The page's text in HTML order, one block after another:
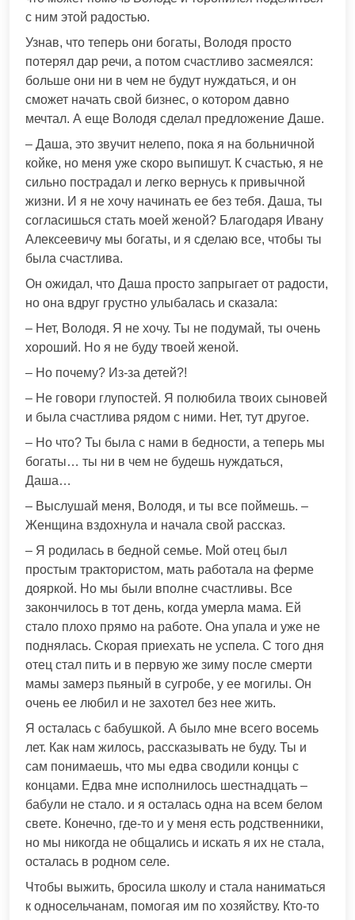
с ним этой радостью.
Узнав, что теперь они богаты, Володя просто
потерял дар речи, а потом счастливо засмеялся:
больше они ни в чем не будут нуждаться, и он
сможет начать свой бизнес, о котором давно
мечтал. А еще Володя сделал предложение Даше.
– Даша, это звучит нелепо, пока я на больничной
койке, но меня уже скоро выпишут. К счастью, я не
сильно пострадал и легко вернусь к привычной
жизни. И я не хочу начинать ее без тебя. Даша, ты
согласишься стать моей женой? Благодаря Ивану
Алексеевичу мы богаты, и я сделаю все, чтобы ты
была счастлива.
Он ожидал, что Даша просто запрыгает от радости,
но она вдруг грустно улыбалась и сказала:
– Нет, Володя. Я не хочу. Ты не подумай, ты очень
хороший. Но я не буду твоей женой.
– Но почему? Из-за детей?!
– Не говори глупостей. Я полюбила твоих сыновей
и была счастлива рядом с ними. Нет, тут другое.
– Но что? Ты была с нами в бедности, а теперь мы
богаты… ты ни в чем не будешь нуждаться,
Даша…
– Выслушай меня, Володя, и ты все поймешь. –
Женщина вздохнула и начала свой рассказ.
– Я родилась в бедной семье. Мой отец был
простым трактористом, мать работала на ферме
дояркой. Но мы были вполне счастливы. Все
закончилось в тот день, когда умерла мама. Ей
стало плохо прямо на работе. Она упала и уже не
поднялась. Скорая приехать не успела. С того дня
отец стал пить и в первую же зиму после смерти
мамы замерз пьяный в сугробе, у ее могилы. Он
очень ее любил и не захотел без нее жить.
Я осталась с бабушкой. А было мне всего восемь
лет. Как нам жилось, рассказывать не буду. Ты и
сам понимаешь, что мы едва сводили концы с
концами. Едва мне исполнилось шестнадцать –
бабули не стало. и я осталась одна на всем белом
свете. Конечно, где-то и у меня есть родственники,
но мы никогда не общались и искать я их не стала,
осталась в родном селе.
Чтобы выжить, бросила школу и стала наниматься
к односельчанам, помогая им по хозяйству. Кто-то